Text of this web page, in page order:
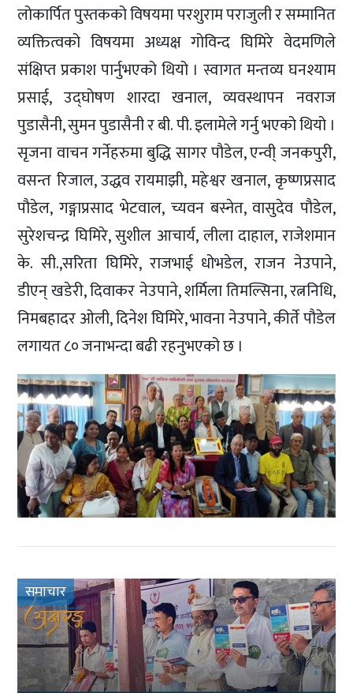
लोकार्पित पुस्तकको विषयमा परशुराम पराजुली र सम्मानित
व्यक्तित्वको विषयमा अध्यक्ष गोविन्द घिमिरे वेदमणिले
संक्षिप्त प्रकाश पार्नुभएको थियो । स्वागत मन्तव्य घनश्याम
प्रसाई, उद्घोषण शारदा खनाल, व्यवस्थापन नवराज
पुडासैनी, सुमन पुडासैनी र बी. पी. इलामेले गर्नु भएको थियो ।
सृजना वाचन गर्नेहरुमा बुद्धि सागर पौडेल, एन्वी् जनकपुरी,
वसन्त रिजाल, उद्धव रायमाझी, महेश्वर खनाल, कृष्णप्रसाद
पौडेल, गङ्गाप्रसाद भेटवाल, च्यवन बस्नेत, वासुदेव पौडेल,
सुरेशचन्द्र घिमिरे, सुशील आचार्य, लीला दाहाल, राजेशमान
के. सी.,सरिता घिमिरे, राजभाई धोभडेल, राजन नेउपाने,
डीएन् खडेरी, दिवाकर नेउपाने, शर्मिला तिमल्सिना, रत्ननिधि,
निमबहादर ओली, दिनेश घिमिरे, भावना नेउपाने, कीर्ते पौडेल
लगायत ८० जनाभन्दा बढी रहनुभएको छ ।
समाचार